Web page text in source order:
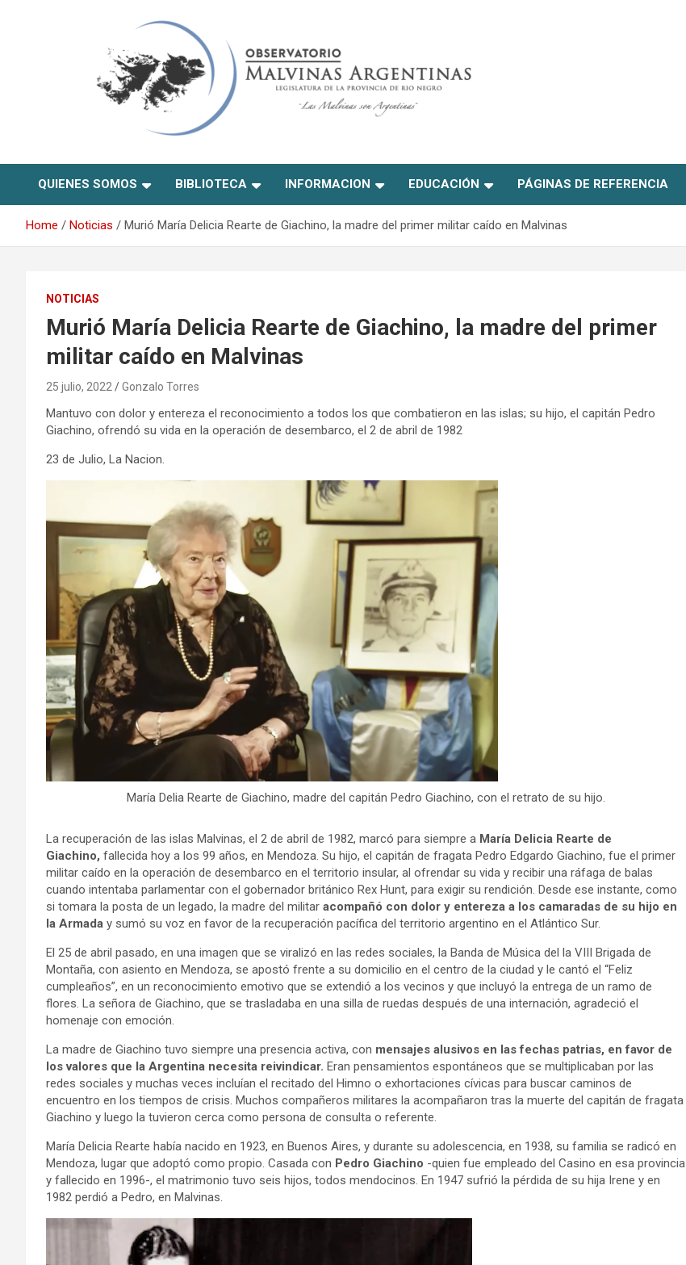
Observatorio Malvinas –
Río Negro
QUIENES SOMOS BIBLIOTECA INFORMACION EDUCACIÓN PÁGINAS DE REFERENCIA
Home Noticias Murió María Delicia Rearte de Giachino, la madre del primer militar caído en Malvinas
NOTICIAS
Murió María Delicia Rearte de Giachino, la madre del primer
militar caído en Malvinas
25 julio, 2022 Gonzalo Torres
Mantuvo con dolor y entereza el reconocimiento a todos los que combatieron en las islas; su hijo, el capitán Pedro
Giachino, ofrendó su vida en la operación de desembarco, el 2 de abril de 1982
23 de Julio, La Nacion.
María Delia Rearte de Giachino, madre del capitán Pedro Giachino, con el retrato de su hijo.
La recuperación de las islas Malvinas, el 2 de abril de 1982, marcó para siempre a María Delicia Rearte de
Giachino, fallecida hoy a los 99 años, en Mendoza. Su hijo, el capitán de fragata Pedro Edgardo Giachino, fue el primer
militar caído en la operación de desembarco en el territorio insular, al ofrendar su vida y recibir una ráfaga de balas
cuando intentaba parlamentar con el gobernador británico Rex Hunt, para exigir su rendición. Desde ese instante, como
si tomara la posta de un legado, la madre del militar acompañó con dolor y entereza a los camaradas de su hijo en
la Armada y sumó su voz en favor de la recuperación pacífica del territorio argentino en el Atlántico Sur.
El 25 de abril pasado, en una imagen que se viralizó en las redes sociales, la Banda de Música del la VIII Brigada de
Montaña, con asiento en Mendoza, se apostó frente a su domicilio en el centro de la ciudad y le cantó el “Feliz
cumpleaños”, en un reconocimiento emotivo que se extendió a los vecinos y que incluyó la entrega de un ramo de
flores. La señora de Giachino, que se trasladaba en una silla de ruedas después de una internación, agradeció el
homenaje con emoción.
La madre de Giachino tuvo siempre una presencia activa, con mensajes alusivos en las fechas patrias, en favor de
los valores que la Argentina necesita reivindicar. Eran pensamientos espontáneos que se multiplicaban por las
redes sociales y muchas veces incluían el recitado del Himno o exhortaciones cívicas para buscar caminos de
encuentro en los tiempos de crisis. Muchos compañeros militares la acompañaron tras la muerte del capitán de fragata
Giachino y luego la tuvieron cerca como persona de consulta o referente.
María Delicia Rearte había nacido en 1923, en Buenos Aires, y durante su adolescencia, en 1938, su familia se radicó en
Mendoza, lugar que adoptó como propio. Casada con Pedro Giachino -quien fue empleado del Casino en esa provincia
y fallecido en 1996-, el matrimonio tuvo seis hijos, todos mendocinos. En 1947 sufrió la pérdida de su hija Irene y en
1982 perdió a Pedro, en Malvinas.